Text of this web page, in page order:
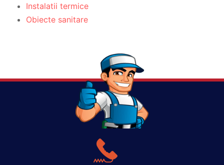
Instalatii termice
Obiecte sanitare